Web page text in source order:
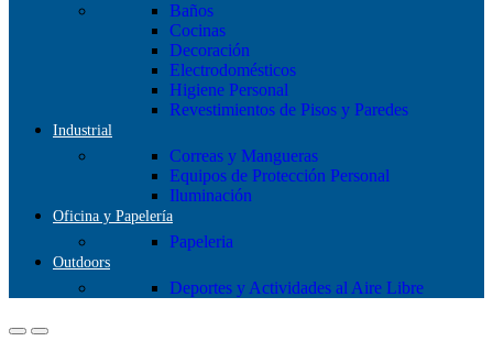
Baños
Cocinas
Decoración
Electrodomésticos
Higiene Personal
Revestimientos de Pisos y Paredes
Industrial
Correas y Mangueras
Equipos de Protección Personal
Iluminación
Oficina y Papelería
Papeleria
Outdoors
Deportes y Actividades al Aire Libre